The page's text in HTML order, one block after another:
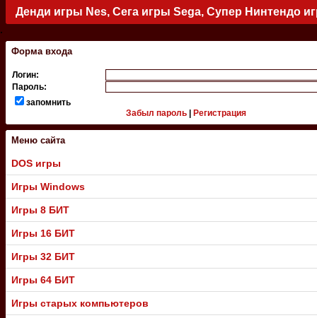
Денди игры Nes, Сега игры Sega, Супер Нинтендо
.
Форма входа
Логин:
Пароль:
запомнить
Забыл пароль
Регистрация
Меню сайта
DOS игры
Игры Windows
Игры 8 БИТ
Игры 16 БИТ
Игры 32 БИТ
Игры 64 БИТ
Игры старых компьютеров